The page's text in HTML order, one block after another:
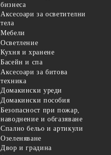
бизнеса
Аксесоари за осветителни
тела
Мебели
Осветление
Кухня и хранене
Басейн и спа
Аксесоари за битова
техника
Домакински уреди
Домакински пособия
Безопасност при пожар,
наводнение и обгазяване
Спално бельо и артикули
Озеленяване
Двор и градина